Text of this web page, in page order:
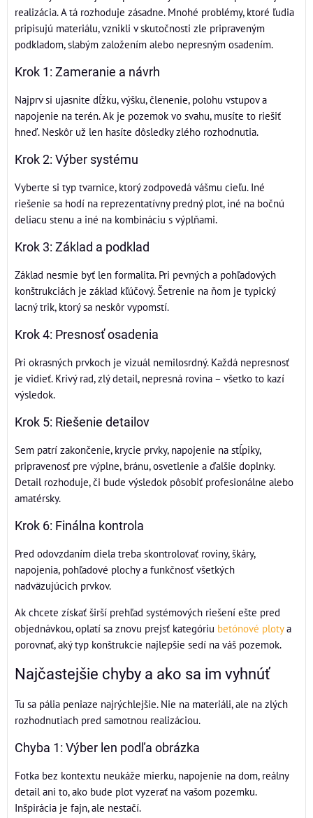
realizácia. A tá rozhoduje zásadne. Mnohé problémy, ktoré ľudia
pripisujú materiálu, vznikli v skutočnosti zle pripraveným
podkladom, slabým založením alebo nepresným osadením.
Krok 1: Zameranie a návrh
Najprv si ujasnite dĺžku, výšku, členenie, polohu vstupov a
napojenie na terén. Ak je pozemok vo svahu, musíte to riešiť
hneď. Neskôr už len hasíte dôsledky zlého rozhodnutia.
Krok 2: Výber systému
Vyberte si typ tvarnice, ktorý zodpovedá vášmu cieľu. Iné
riešenie sa hodí na reprezentatívny predný plot, iné na bočnú
deliacu stenu a iné na kombináciu s výplňami.
Krok 3: Základ a podklad
Základ nesmie byť len formalita. Pri pevných a pohľadových
konštrukciách je základ kľúčový. Šetrenie na ňom je typický
lacný trik, ktorý sa neskôr vypomstí.
Krok 4: Presnosť osadenia
Pri okrasných prvkoch je vizuál nemilosrdný. Každá nepresnosť
je vidieť. Krivý rad, zlý detail, nepresná rovina – všetko to kazí
výsledok.
Krok 5: Riešenie detailov
Sem patrí zakončenie, krycie prvky, napojenie na stĺpiky,
pripravenosť pre výplne, bránu, osvetlenie a ďalšie doplnky.
Detail rozhoduje, či bude výsledok pôsobiť profesionálne alebo
amatérsky.
Krok 6: Finálna kontrola
Pred odovzdaním diela treba skontrolovať roviny, škáry,
napojenia, pohľadové plochy a funkčnosť všetkých
nadväzujúcich prvkov.
Ak chcete získať širší prehľad systémových riešení ešte pred
objednávkou, oplatí sa znovu prejsť kategóriu betónové plotya
porovnať, aký typ konštrukcie najlepšie sedí na váš pozemok.
Najčastejšie chyby a ako sa im vyhnúť
Tu sa pália peniaze najrýchlejšie. Nie na materiáli, ale na zlých
rozhodnutiach pred samotnou realizáciou.
Chyba 1: Výber len podľa obrázka
Fotka bez kontextu neukáže mierku, napojenie na dom, reálny
detail ani to, ako bude plot vyzerať na vašom pozemku.
Inšpirácia je fajn, ale nestačí.